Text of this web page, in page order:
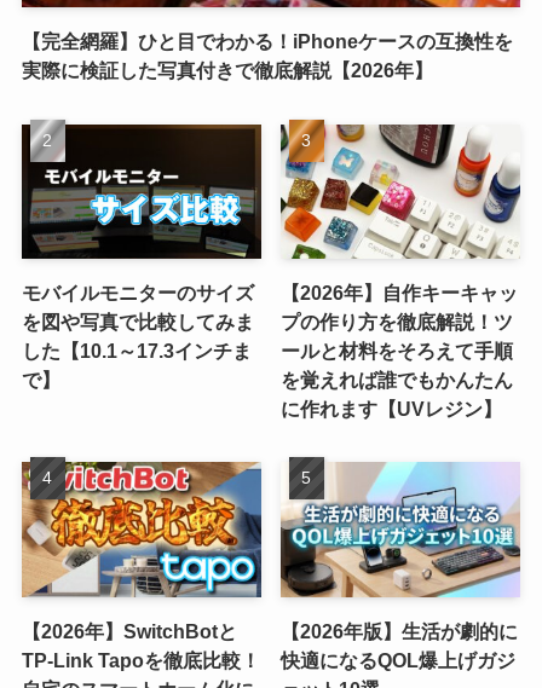
【完全網羅】ひと目でわかる！iPhoneケースの互換性を
実際に検証した写真付きで徹底解説【2026年】
モバイルモニターのサイズ
を図や写真で比較してみま
した【10.1～17.3インチま
で】
【2026年】自作キーキャッ
プの作り方を徹底解説！ツ
ールと材料をそろえて手順
を覚えれば誰でもかんたん
に作れます【UVレジン】
【2026年】SwitchBotと
TP-Link Tapoを徹底比較！
【2026年版】生活が劇的に
快適になるQOL爆上げガジ